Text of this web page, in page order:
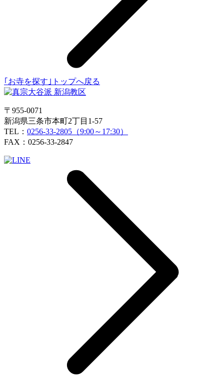
｢お寺を探す｣トップへ戻る
〒955-0071
新潟県三条市本町2丁目1-57
TEL： 0256-33-2805（9:00～17:30）
FAX：0256-33-2847